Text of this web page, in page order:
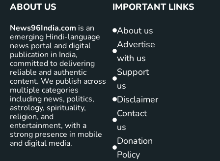
ABOUT US
News96India.com is an
emerging Hindi-language
news portal and digital
publication in India,
committed to delivering
reliable and authentic
content. We publish across
multiple categories
including news, politics,
astrology, spirituality,
religion, and
entertainment, with a
strong presence in mobile
and digital media.
IMPORTANT LINKS
About us
Advertise
with us
Support
us
Disclaimer
Contact
us
Donation
Policy